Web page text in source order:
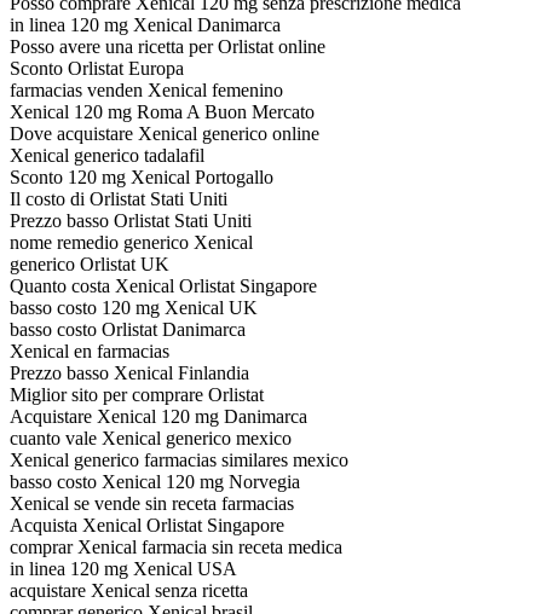
in linea 120 mg Xenical Danimarca
Posso avere una ricetta per Orlistat online
Sconto Orlistat Europa
farmacias venden Xenical femenino
Xenical 120 mg Roma A Buon Mercato
Dove acquistare Xenical generico online
Xenical generico tadalafil
Sconto 120 mg Xenical Portogallo
Il costo di Orlistat Stati Uniti
Prezzo basso Orlistat Stati Uniti
nome remedio generico Xenical
generico Orlistat UK
Quanto costa Xenical Orlistat Singapore
basso costo 120 mg Xenical UK
basso costo Orlistat Danimarca
Xenical en farmacias
Prezzo basso Xenical Finlandia
Miglior sito per comprare Orlistat
Acquistare Xenical 120 mg Danimarca
cuanto vale Xenical generico mexico
Xenical generico farmacias similares mexico
basso costo Xenical 120 mg Norvegia
Xenical se vende sin receta farmacias
Acquista Xenical Orlistat Singapore
comprar Xenical farmacia sin receta medica
in linea 120 mg Xenical USA
acquistare Xenical senza ricetta